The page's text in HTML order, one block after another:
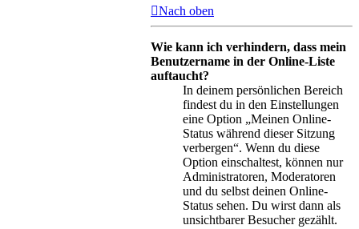
Nach oben
Wie kann ich verhindern, dass mein
Benutzername in der Online-Liste
auftaucht?
In deinem persönlichen Bereich
findest du in den Einstellungen
eine Option „Meinen Online-
Status während dieser Sitzung
verbergen“. Wenn du diese
Option einschaltest, können nur
Administratoren, Moderatoren
und du selbst deinen Online-
Status sehen. Du wirst dann als
unsichtbarer Besucher gezählt.